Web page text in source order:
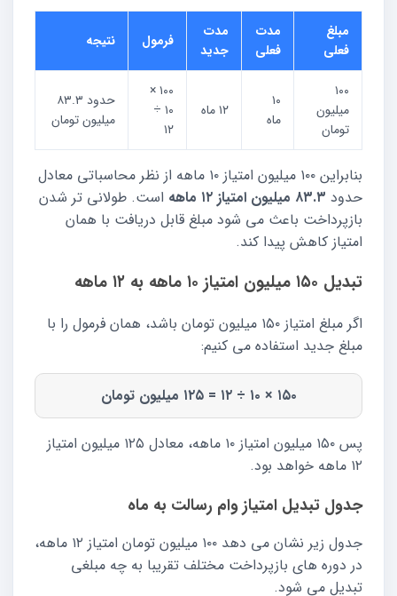
مبلغ
فعلی
مدت
فعلی
مدت
جدید
فرمول نتیجه
۱۰۰
میلیون
تومان
۱۰
ماه
۱۲ ماه
۱۰۰ ×
۱۰ ÷
۱۲
حدود ۸۳.۳
میلیون تومان
بنابراین ۱۰۰ میلیون امتیاز ۱۰ ماهه از نظر محاسباتی معادل
حدود ۸۳.۳ میلیون امتیاز ۱۲ ماهه
است. طولانی تر شدن
بازپرداخت باعث می شود مبلغ قابل دریافت با همان
امتیاز کاهش پیدا کند.
تبدیل ۱۵۰ میلیون امتیاز ۱۰ ماهه به ۱۲ ماهه
اگر مبلغ امتیاز ۱۵۰ میلیون تومان باشد، همان فرمول را با
مبلغ جدید استفاده می کنیم:
۱۵۰ × ۱۰ ÷ ۱۲ = ۱۲۵ میلیون تومان
پس ۱۵۰ میلیون امتیاز ۱۰ ماهه، معادل ۱۲۵ میلیون امتیاز
۱۲ ماهه خواهد بود.
جدول تبدیل امتیاز وام رسالت به ماه
جدول زیر نشان می دهد ۱۰۰ میلیون تومان امتیاز ۱۲ ماهه،
در دوره های بازپرداخت مختلف تقریبا به چه مبلغی
تبدیل می شود.